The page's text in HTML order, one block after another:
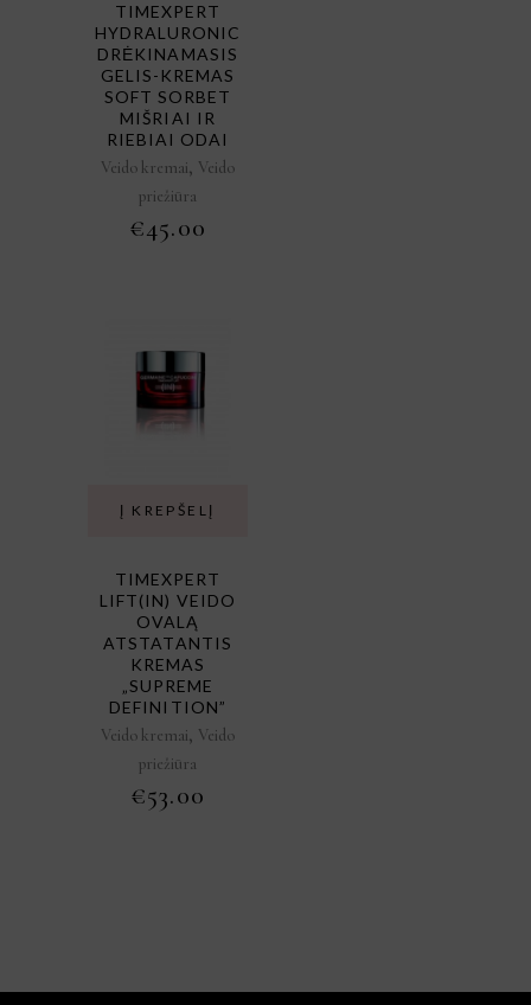
TIMEXPERT
HYDRALURONIC
DRĖKINAMASIS
GELIS-KREMAS
SOFT SORBET
MIŠRIAI IR
RIEBIAI ODAI
Veido kremai, Veido
priežiūra
€45.00
Į KREPŠELĮ
TIMEXPERT
LIFT(IN) VEIDO
OVALĄ
ATSTATANTIS
KREMAS
„SUPREME
DEFINITION”
Veido kremai, Veido
priežiūra
€53.00